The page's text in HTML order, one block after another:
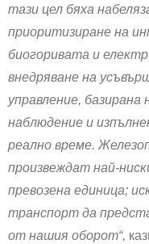
тази цел бяха
приоритизиране на
биогоривата и
внедряване на
управление,
наблюдение и
реално време.
произвеждат най-
превозена единица;
транспорт да
от нашия оборот“,